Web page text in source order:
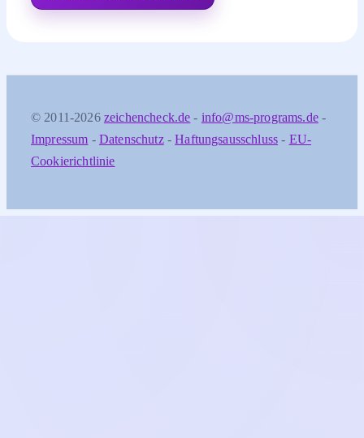
© 2011-2026 zeichencheck.de - info@ms-programs.de-
Impressum - Datenschutz-Haftungsausschluss - EU-
Cookierichtlinie